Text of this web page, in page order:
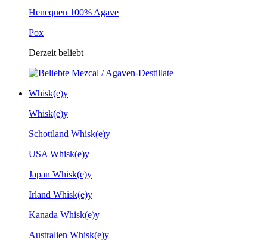
Henequen 100% Agave
Pox
Derzeit beliebt
Whisk(e)y
Whisk(e)y
Schottland Whisk(e)y
USA Whisk(e)y
Japan Whisk(e)y
Irland Whisk(e)y
Kanada Whisk(e)y
Australien Whisk(e)y